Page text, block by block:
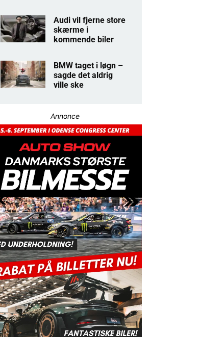
Audi vil fjerne store
skærme i
kommende biler
BMW taget i løgn –
sagde det aldrig
ville ske
Annonce